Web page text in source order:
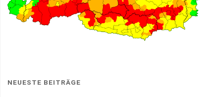
NEUESTE BEITRÄGE